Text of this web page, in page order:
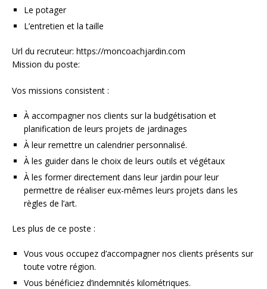
Le potager
L’entretien et la taille
Url du recruteur: https://moncoachjardin.com
Mission du poste:
Vos missions consistent :
À accompagner nos clients sur la budgétisation et
planification de leurs projets de jardinages
À leur remettre un calendrier personnalisé.
À les guider dans le choix de leurs outils et végétaux
À les former directement dans leur jardin pour leur
permettre de réaliser eux-mêmes leurs projets dans les
règles de l’art.
Les plus de ce poste :
Vous vous occupez d’accompagner nos clients présents sur
toute votre région.
Vous bénéficiez d’indemnités kilométriques.